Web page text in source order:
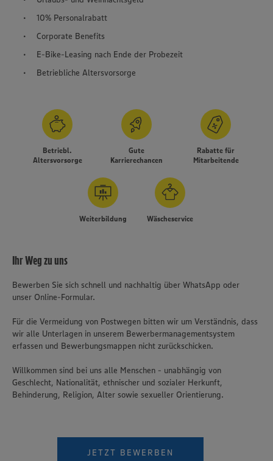
10% Personalrabatt
Corporate Benefits
E-Bike-Leasing nach Ende der Probezeit
Betriebliche Altersvorsorge
Betriebl.
Altersvorsorge
Gute
Karrierechancen
Rabatte für
Mitarbeitende
Weiterbildung Wäscheservice
Ihr Weg zu uns
Bewerben Sie sich schnell und nachhaltig über WhatsApp oder
unser Online-Formular.
Für die Vermeidung von Postwegen bitten wir um Verständnis, dass
wir alle Unterlagen in unserem Bewerbermanagementsystem
erfassen und Bewerbungsmappen nicht zurückschicken.
Willkommen sind bei uns alle Menschen - unabhängig von
Geschlecht, Nationalität, ethnischer und sozialer Herkunft,
Behinderung, Religion, Alter sowie sexueller Orientierung.
JETZT BEWERBEN